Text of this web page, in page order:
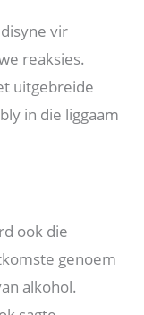
vir
reaksies.
uitgebreide
in die liggaam
ook die
genoem
alkohol.